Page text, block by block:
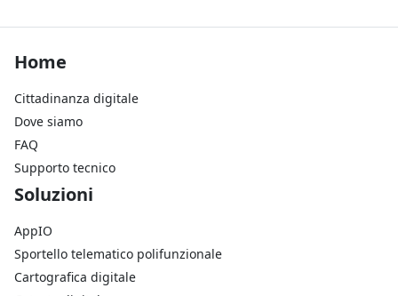
Footer Home
Home
Cittadinanza digitale
Dove siamo
FAQ
Supporto tecnico
Footer Soluzioni
Soluzioni
AppIO
Sportello telematico polifunzionale
Cartografica digitale